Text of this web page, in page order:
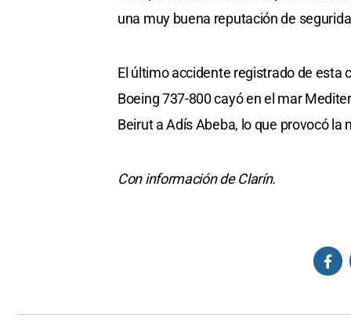
una muy buena reputación de
El último accidente registrado de esta
Boeing 737-800 cayó en el mar
Beirut a Adís Abeba, lo que provocó la
Con información de Clarín.